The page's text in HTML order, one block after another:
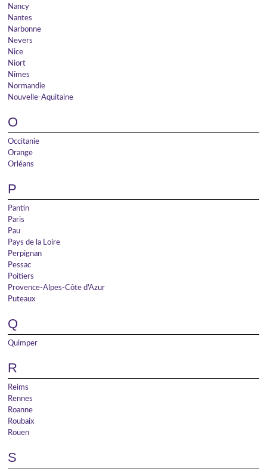
Nancy
Nantes
Narbonne
Nevers
Nice
Niort
Nîmes
Normandie
Nouvelle-Aquitaine
O
Occitanie
Orange
Orléans
P
Pantin
Paris
Pau
Pays de la Loire
Perpignan
Pessac
Poitiers
Provence-Alpes-Côte d'Azur
Puteaux
Q
Quimper
R
Reims
Rennes
Roanne
Roubaix
Rouen
S